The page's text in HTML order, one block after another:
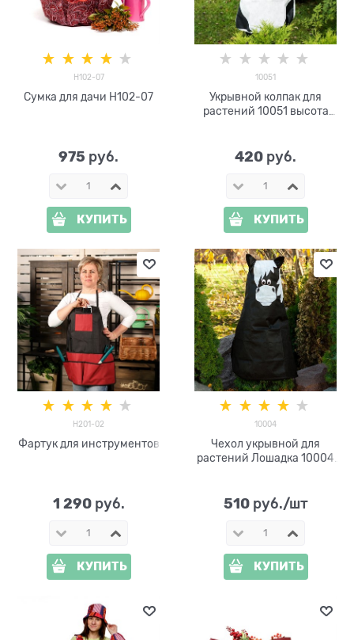
H102-07
Сумка для дачи H102-07
975 руб.
КУПИТЬ
10051
Укрывной колпак для
растений 10051 высота
420 руб.
КУПИТЬ
H201-02
Фартук для инструментов
1 290 руб.
КУПИТЬ
10004
Чехол укрывной для
растений Лошадка 10004
510 руб./шт
КУПИТЬ